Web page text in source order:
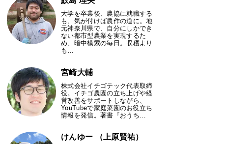
大学を卒業後、農協に就職する
も、気が付けば農作の道に。地
元神奈川県で、自分にしかでき
ない都市型農業を実現するた
め、暗中模索の毎日。収穫より
も…
宮崎大輔
株式会社イチゴテック代表取締
役。イチゴ農園の立ち上げや経
営改善をサポートしながら、
YouTubeで家庭菜園のお役立ち
情報を発信。著書『おうち…
けんゆー （上原賢祐）